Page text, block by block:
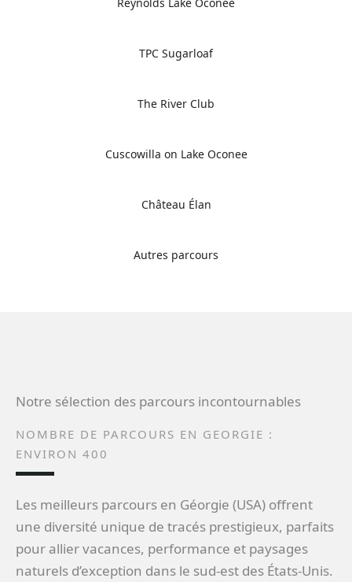
Reynolds Lake Oconee
TPC Sugarloaf
The River Club
Cuscowilla on Lake Oconee
Château Élan
Autres parcours
Notre sélection des parcours incontournables
NOMBRE DE PARCOURS EN GEORGIE :
ENVIRON 400
Les meilleurs parcours en Géorgie (USA) offrent
une diversité unique de tracés prestigieux, parfaits
pour allier vacances, performance et paysages
naturels d’exception dans le sud-est des États-Unis.